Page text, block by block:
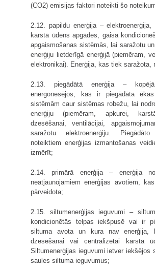
(CO2) emisijas faktori noteikti šo
2.12. papildu enerģija – elektroenerģija,
karstā ūdens apgādes, gaisa
apgaismošanas sistēmās, lai saražotu
enerģiju lietderīgā enerģijā (piemēram,
elektronikai). Enerģija, kas tiek saražota,
2.13. piegādātā enerģija –
energonesējos, kas ir piegādāta ēkas
sistēmām caur sistēmas robežu, lai
enerģiju (piemēram, apkurei,
dzesēšanai, ventilācijai,
saražotu elektroenerģiju.
noteiktiem enerģijas izmantošanas
izmērīt;
2.14. primārā enerģija – enerģija
neatjaunojamiem enerģijas avotiem,
pārveidota;
2.15. siltumenerģijas ieguvumi –
kondicionētās telpas iekšpusē vai ir
siltuma avota un kura nav enerģija,
dzesēšanai vai centralizētai karstā
Siltumenerģijas ieguvumi ietver iekšējos
saules siltuma ieguvumus;